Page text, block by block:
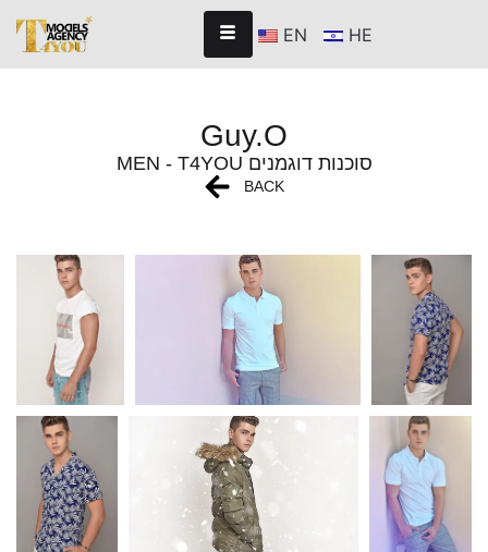
EN HE
Guy.O
MEN - T4YOU סוכנות דוגמנים
BACK